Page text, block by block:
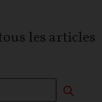
les articles